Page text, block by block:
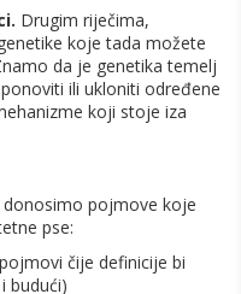
Drugim riječima,
koje tada možete
da je genetika temelj
ili ukloniti određene
koji stoje iza
donosimo pojmove koje
pse:
čije definicije bi
budući)